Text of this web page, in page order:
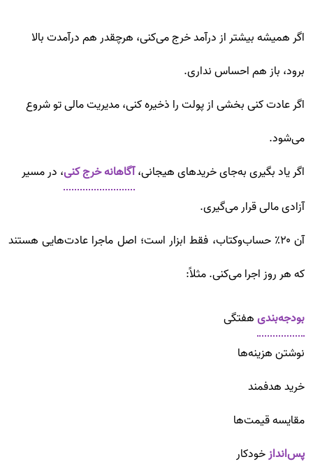
اگر همیشه بیشتر از درآمد خرج می‌کنی، هرچقدر هم درآمدت بالا
برود، باز هم احساس نداری.
اگر عادت کنی بخشی از پولت را ذخیره کنی، مدیریت مالی تو شروع
می‌شود.
اگر یاد بگیری به‌جای خریدهای هیجانی،آگاهانه خرج کنی، در مسیر
آزادی مالی قرار می‌گیری.
آن ۲۰٪ حساب‌و‌کتاب، فقط ابزار است؛ اصل ماجرا عادت‌هایی هستند
که هر روز اجرا می‌کنی. مثلاً:
بودجه‌بندیهفتگی
نوشتن هزینه‌ها
خرید هدفمند
مقایسه قیمت‌ها
پس‌اندازخودکار